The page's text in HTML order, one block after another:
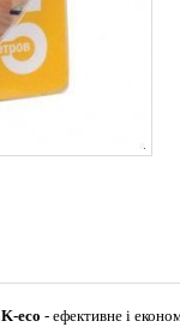
eco - ефективне і